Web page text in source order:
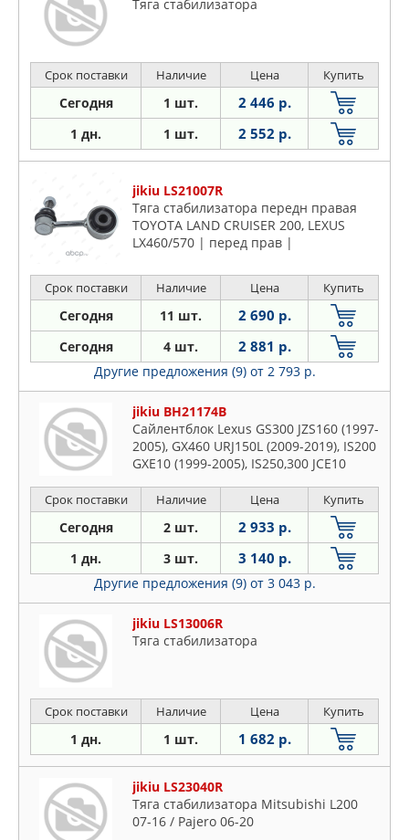
Тяга стабилизатора
Срок поставки Наличие Цена Купить
Сегодня 1 шт. 2 446 р.
1 дн. 1 шт. 2 552 р.
jikiu LS21007R
Тяга стабилизатора передн правая
TOYOTA LAND CRUISER 200, LEXUS
LX460/570 | перед прав |
Срок поставки Наличие Цена Купить
Сегодня 11 шт. 2 690 р.
Сегодня 4 шт. 2 881 р.
Другие предложения (9) от 2 793 р.
jikiu BH21174B
Сайлентблок Lexus GS300 JZS160 (1997-
2005), GX460 URJ150L (2009-2019), IS200
GXE10 (1999-2005), IS250,300 JCE10
Срок поставки Наличие Цена Купить
Сегодня 2 шт. 2 933 р.
1 дн. 3 шт. 3 140 р.
Другие предложения (9) от 3 043 р.
jikiu LS13006R
Тяга стабилизатора
Срок поставки Наличие Цена Купить
1 дн. 1 шт. 1 682 р.
jikiu LS23040R
Тяга стабилизатора Mitsubishi L200
07-16 / Pajero 06-20